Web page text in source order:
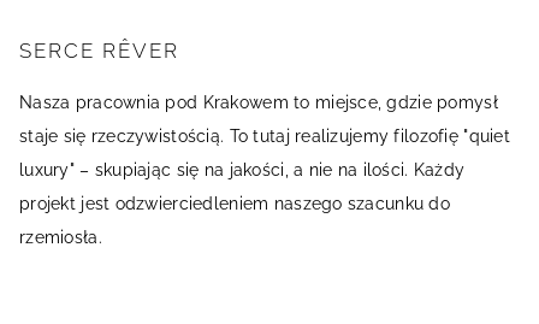
SERCE RÊVER
Nasza pracownia pod Krakowem to miejsce, gdzie pomysł
staje się rzeczywistością. To tutaj realizujemy filozofię "quiet
luxury" – skupiając się na jakości, a nie na ilości. Każdy
projekt jest odzwierciedleniem naszego szacunku do
rzemiosła.